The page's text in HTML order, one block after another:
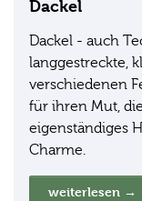
Dackel
Dackel - auch
langgestreckte,
verschiedenen
für ihren Mut,
eigenständiges
Charme.
weiterlesen →